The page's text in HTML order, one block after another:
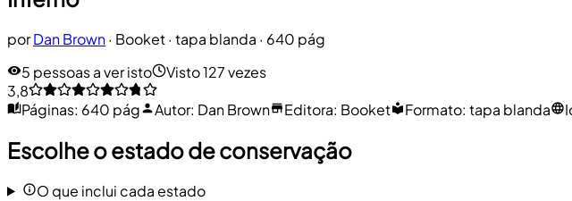
porDan Brown· Booket· tapa blanda · 640 pág
5 pessoas a ver isto
Visto 127 vezes
3,8
Páginas: 640 pág Autor: Dan Brown Editora: Booket Formato: tapa blanda
Escolhe o estado de conservação
O que inclui cada estado